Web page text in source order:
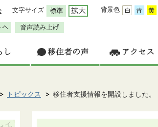
文字サイズ 背景色
トピックス 移住者支援情報を開設しました。